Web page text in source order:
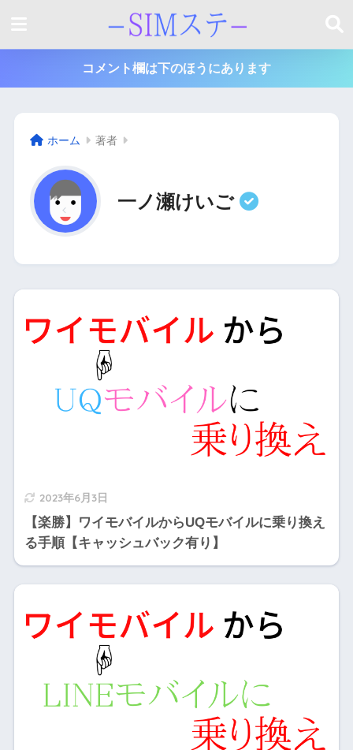
コメント欄は下のほうにあります
ホーム 著者
一ノ瀬けいご
2023年6月3日
【楽勝】ワイモバイルからUQモバイルに乗り換え
る手順【キャッシュバック有り】